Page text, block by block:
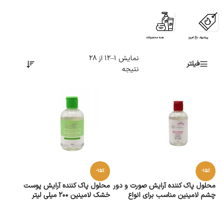
پیشنهاد داغ امروز همه محصولات
فیلتر
نمایش 1–12 از 28
نتیجه
-15%
محلول پاک کننده آرایش صورت و دور
چشم لامینین مناسب برای انواع
-15%
محلول پاک کننده آرایش پوست
خشک لامینین 200 میلی لیتر